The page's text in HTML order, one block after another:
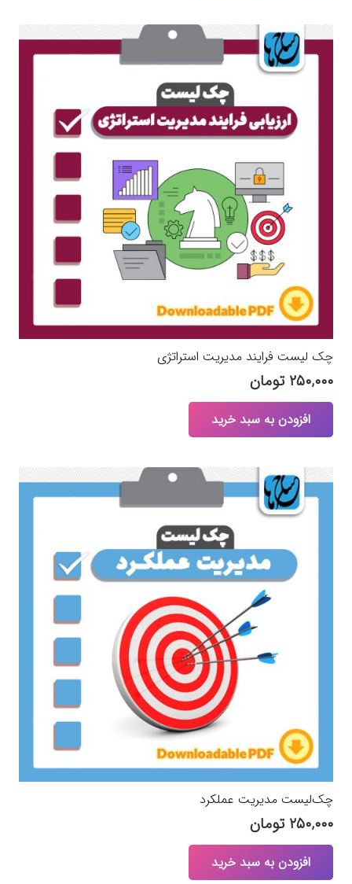
چک لیست فرایند مدیریت استراتژی
۲۵۰,۰۰۰ تومان
افزودن به سبد خرید
چک‌لیست مدیریت عملکرد
۲۵۰,۰۰۰ تومان
افزودن به سبد خرید